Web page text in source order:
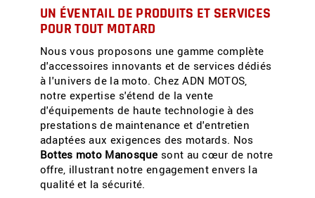
UN ÉVENTAIL DE PRODUITS ET SERVICES
POUR TOUT MOTARD
Nous vous proposons une gamme complète
d'accessoires innovants et de services dédiés
à l'univers de la moto. Chez ADN MOTOS,
notre expertise s'étend de la vente
d'équipements de haute technologie à des
prestations de maintenance et d'entretien
adaptées aux exigences des motards. Nos
Bottes moto Manosque sont au cœur de notre
offre, illustrant notre engagement envers la
qualité et la sécurité.